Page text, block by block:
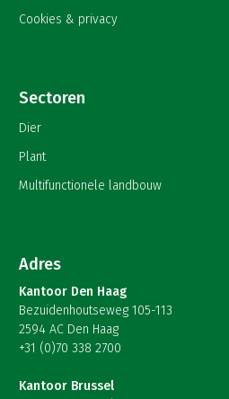
Cookies & privacy
Sectoren
Dier
Plant
Multifunctionele landbouw
Adres
Kantoor Den Haag
Bezuidenhoutseweg 105-113
2594 AC Den Haag
+31 (0)70 338 2700
Kantoor Brussel